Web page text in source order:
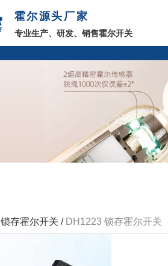
霍尔源头厂家
专业生产、研发、销售霍尔开关
锁存霍尔开关 / DH1223 锁存霍尔开关